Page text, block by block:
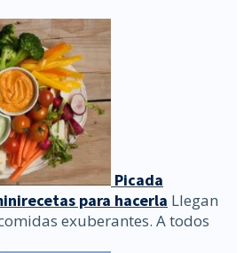
Picada
para hacerla Llegan
exuberantes. A todos